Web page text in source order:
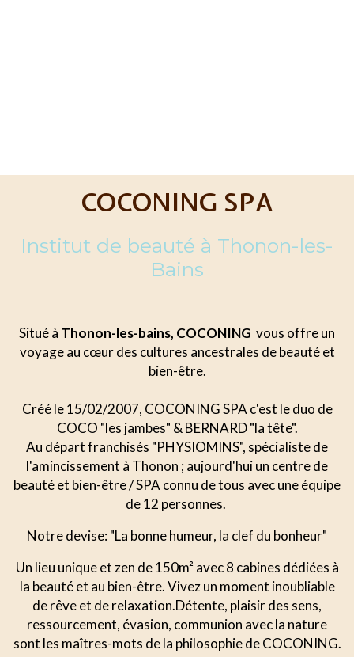
COCONING SPA
Institut de beauté à Thonon-les-
Bains
Situé à Thonon-les-bains, COCONING vous offre un
voyage au cœur des cultures ancestrales de beauté et
bien-être.
Créé le 15/02/2007, COCONING SPA c'est le duo de
COCO "les jambes" & BERNARD "la tête".
Au départ franchisés "PHYSIOMINS", spécialiste de
l'amincissement à Thonon ; aujourd'hui un centre de
beauté et bien-être / SPA connu de tous avec une équipe
de 12 personnes.
Notre devise: "La bonne humeur, la clef du bonheur"
Un lieu unique et zen de 150m² avec 8 cabines dédiées à
la beauté et au bien-être. Vivez un moment inoubliable
de rêve et de relaxation.Détente, plaisir des sens,
ressourcement, évasion, communion avec la nature
sont les maîtres-mots de la philosophie de COCONING.